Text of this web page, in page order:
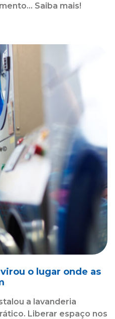
Saiba mais!
o lugar onde as
a lavanderia
Liberar espaço nos